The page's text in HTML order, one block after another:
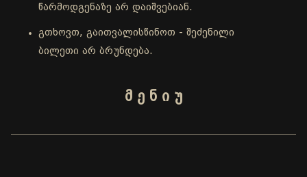
წარმოდგენაზე არ დაიშვებიან.
გთხოვთ, გაითვალისწინოთ - შეძენილი
ბილეთი არ ბრუნდება.
მ ე ნ ი უ